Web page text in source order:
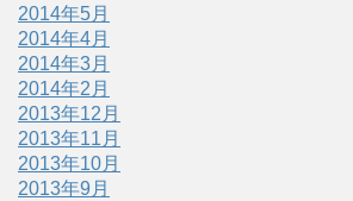
2014年5月
2014年4月
2014年3月
2014年2月
2013年12月
2013年11月
2013年10月
2013年9月